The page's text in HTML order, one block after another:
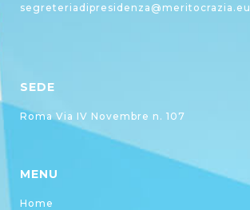
segreteriadipresidenza@meritocrazia.eu
SEDE
Roma Via IV Novembre n. 107
MENU
Home